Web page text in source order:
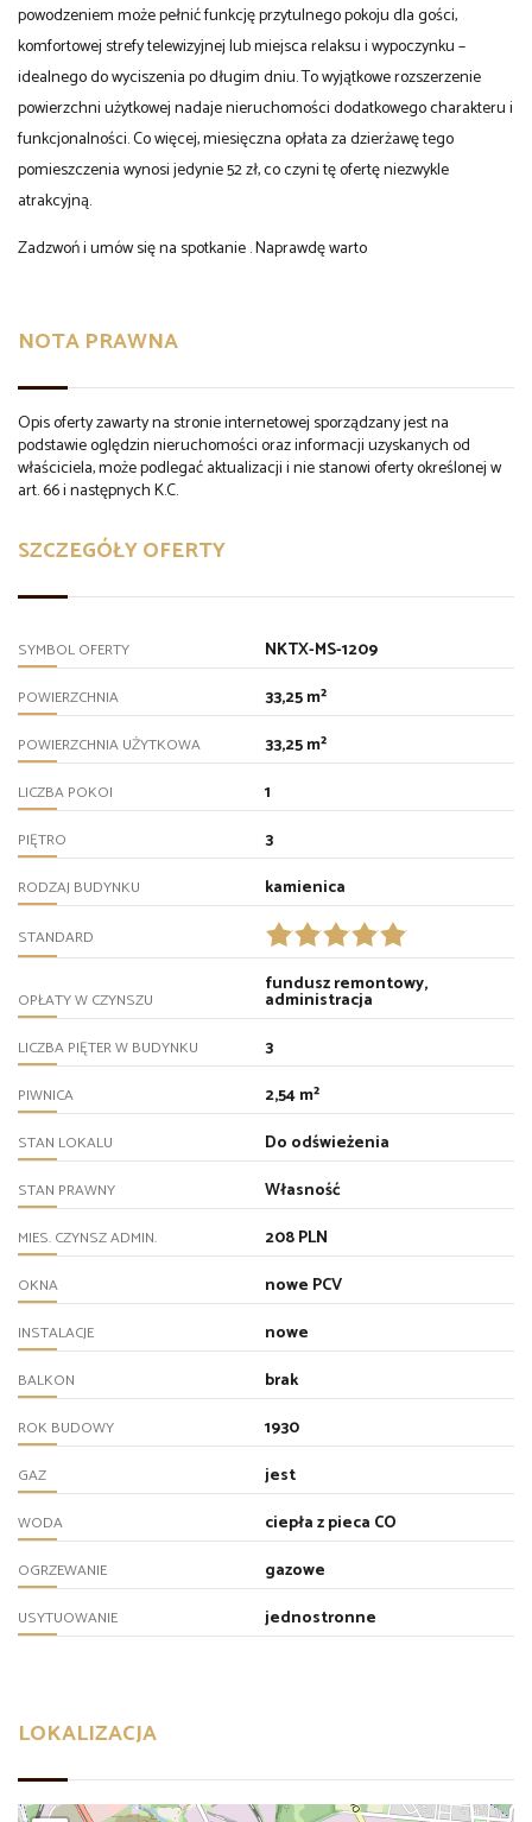
powodzeniem może pełnić funkcję przytulnego pokoju dla gości,
komfortowej strefy telewizyjnej lub miejsca relaksu i wypoczynku –
idealnego do wyciszenia po długim dniu. To wyjątkowe rozszerzenie
powierzchni użytkowej nadaje nieruchomości dodatkowego charakteru i
funkcjonalności. Co więcej, miesięczna opłata za dzierżawę tego
pomieszczenia wynosi jedynie 52 zł, co czyni tę ofertę niezwykle
atrakcyjną.
Zadzwoń i umów się na spotkanie . Naprawdę warto
NOTA PRAWNA
Opis oferty zawarty na stronie internetowej sporządzany jest na
podstawie oględzin nieruchomości oraz informacji uzyskanych od
właściciela, może podlegać aktualizacji i nie stanowi oferty określonej w
art. 66 i następnych K.C.
SZCZEGÓŁY OFERTY
SYMBOL OFERTY NKTX-MS-1209
POWIERZCHNIA 33,25 m²
POWIERZCHNIA UŻYTKOWA 33,25 m²
LICZBA POKOI 1
PIĘTRO 3
RODZAJ BUDYNKU kamienica
STANDARD
OPŁATY W CZYNSZU
fundusz remontowy,
administracja
LICZBA PIĘTER W BUDYNKU 3
PIWNICA 2,54 m²
STAN LOKALU Do odświeżenia
STAN PRAWNY Własność
MIES. CZYNSZ ADMIN. 208 PLN
OKNA nowe PCV
INSTALACJE nowe
BALKON brak
ROK BUDOWY 1930
GAZ jest
WODA ciepła z pieca CO
OGRZEWANIE gazowe
USYTUOWANIE jednostronne
LOKALIZACJA